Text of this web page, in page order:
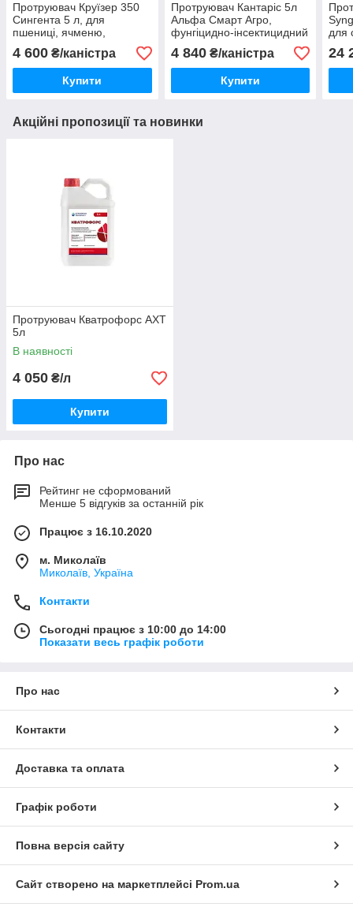
Протруювач Круїзер 350
Сингента 5 л, для
пшениці, ячменю,
кукурудзи, соняшнику
4 600 ₴/каністра
Купити
Протруювач Кантаріс 5л
Альфа Смарт Агро,
фунгіцидно-інсектицидний
протруйник для пшениці,
ячменю, кукурудзи
4 840₴/каністра
Купити
для
24
Акційні пропозиції та новинки
Протруювач Кватрофорс АХТ
5л
В наявності
4 050 ₴/л
Купити
Про нас
Рейтинг не сформований
Менше 5 відгуків за останній рік
Працює з 16.10.2020
м. Миколаїв
Миколаїв, Україна
Контакти
Сьогодні працює з 10:00 до 14:00
Показати весь графік роботи
Про нас
Контакти
Доставка та оплата
Графік роботи
Повна версія сайту
Сайт створено на маркетплейсі Prom.ua